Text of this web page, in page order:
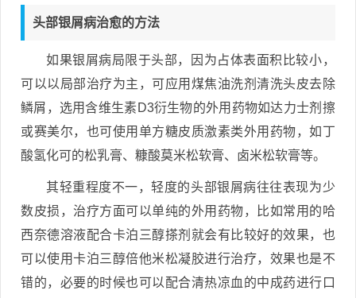
头部银屑病治愈的方法
如果银屑病局限于头部，因为占体表面积比较小，
可以以局部治疗为主，可应用煤焦油洗剂清洗头皮去除
鳞屑，选用含维生素D3衍生物的外用药物如达力士剂擦
或赛美尔，也可使用单方糖皮质激素类外用药物，如丁
酸氢化可的松乳膏、糠酸莫米松软膏、卤米松软膏等。
其轻重程度不一，轻度的头部银屑病往往表现为少
数皮损，治疗方面可以单纯的外用药物，比如常用的哈
西奈德溶液配合卡泊三醇搽剂就会有比较好的效果，也
可以使用卡泊三醇倍他米松凝胶进行治疗，效果也是不
错的，必要的时候也可以配合清热凉血的中成药进行口